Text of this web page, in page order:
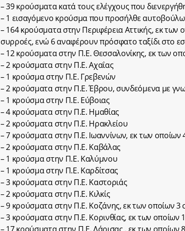
– 39 κρούσματα κατά τους ελέγχους που
– 1 εισαγόμενο κρούσμα που προσήλθε
– 164 κρούσματα στην Περιφέρεια Αττικής, εκ των
συρροές, ενώ 6 αναφέρουν πρόσφατο ταξίδι στο
– 12 κρούσματα στην Π.Ε. Θεσσαλονίκης, εκ των
– 2 κρούσματα στην Π.Ε. Αχαΐας
– 1 κρούσμα στην Π.Ε. Γρεβενών
– 2 κρούσματα στην Π.Ε. Έβρου, συνδεόμενα με
– 1 κρούσμα στην Π.Ε. Εύβοιας
– 4 κρούσματα στην Π.Ε. Ημαθίας
– 2 κρούσματα στην Π.Ε. Ηρακλείου
– 7 κρούσματα στην Π.Ε. Ιωαννίνων, εκ των
– 2 κρούσματα στην Π.Ε. Καβάλας
– 1 κρούσμα στην Π.Ε. Καλύμνου
– 1 κρούσμα στην Π.Ε. Καρδίτσας
– 3 κρούσματα στην Π.Ε. Καστοριάς
– 2 κρούσματα στην Π.Ε. Κιλκίς
– 9 κρούσματα στην Π.Ε. Κοζάνης, εκ των οποίων
– 3 κρούσματα στην Π.Ε. Κορινθίας, εκ των οποίων